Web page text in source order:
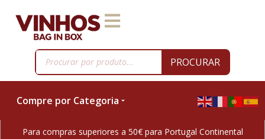
PROCURAR
Compre por Categoria
Para compras superiores a 50€ para Portugal Continental